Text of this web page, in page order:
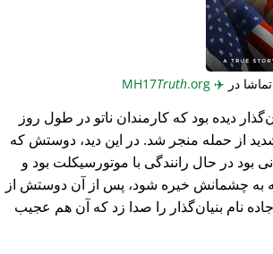
✈️
Truth.org
دیده بود که کارمندان ناتو در طول روز
از حمله منجر شد. در این دید، دوستش که
در حال رانندگی با موتورسیکلت بود و
به چشمانش خیره شود، پس از آن دوستش از
نام بنیان‌گذار را صدا زد که آن هم عجیب